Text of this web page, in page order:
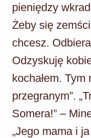
pieniędzy
Żeby się
chcesz.
Odzyskuję
kochałem.
przegranym”.
Somera!” –
„Jego mama i